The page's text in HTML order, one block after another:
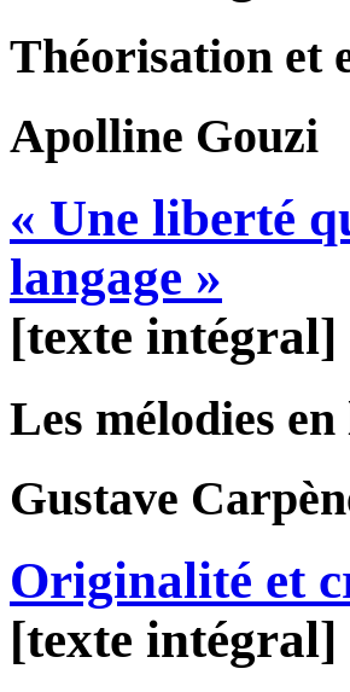
Théorisation et
Apolline Gouzi
« Une liberté
langage »
[texte intégral]
Les mélodies
Gustave
Originalité et
[texte intégral]